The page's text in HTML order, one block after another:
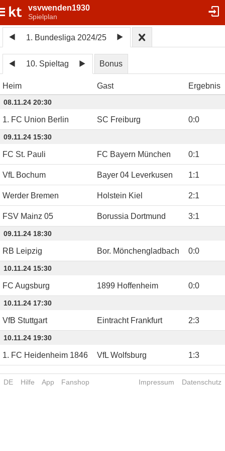
vsvwenden1930
Spielplan
1. Bundesliga 2024/25
10. Spieltag Bonus
Heim Gast Ergebnis
08.11.24 20:30
1. FC Union Berlin SC Freiburg 0:0
09.11.24 15:30
FC St. Pauli FC Bayern München 0:1
VfL Bochum Bayer 04 Leverkusen 1:1
Werder Bremen Holstein Kiel 2:1
FSV Mainz 05 Borussia Dortmund 3:1
09.11.24 18:30
RB Leipzig Bor. Mönchengladbach 0:0
10.11.24 15:30
FC Augsburg 1899 Hoffenheim 0:0
10.11.24 17:30
VfB Stuttgart Eintracht Frankfurt 2:3
10.11.24 19:30
1. FC Heidenheim 1846 VfL Wolfsburg 1:3
DE Hilfe App Fanshop Impressum Datenschutz